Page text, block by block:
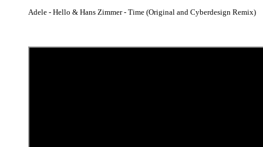
Adele - Hello & Hans Zimmer - Time (Original and Cyberdesign Remix)